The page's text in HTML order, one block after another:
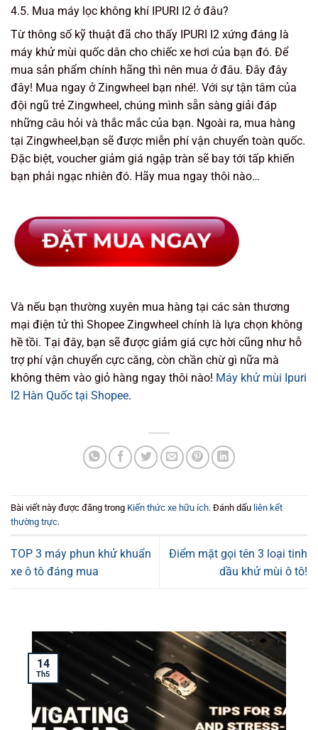
4.5. Mua máy lọc không khí IPURI I2 ở đâu?
Từ thông số kỹ thuật đã cho thấy IPURI I2 xứng đáng là
máy khử mùi quốc dân cho chiếc xe hơi của bạn đó. Để
mua sản phẩm chính hãng thì nên mua ở đâu. Đây đây
đây! Mua ngay ở Zingwheel bạn nhé!. Với sự tận tâm của
đội ngũ trẻ Zingwheel, chúng mình sẵn sàng giải đáp
những câu hỏi và thắc mắc của bạn. Ngoài ra, mua hàng
tại Zingwheel,bạn sẽ được miễn phí vận chuyển toàn quốc.
Đặc biệt, voucher giảm giá ngập tràn sẽ bay tới tấp khiến
bạn phải ngạc nhiên đó. Hãy mua ngay thôi nào…
Và nếu bạn thường xuyên mua hàng tại các sàn thương
mại điện tử thì Shopee Zingwheel chính là lựa chọn không
hề tồi. Tại đây, bạn sẽ được giảm giá cực hời cũng như hỗ
trợ phí vận chuyển cực căng, còn chần chừ gì nữa mà
không thêm vào giỏ hàng ngay thôi nào! Máy khử mùi Ipuri
I2 Hàn Quốc tại Shopee.
Bài viết này được đăng trong Kiến thức xe hữu ích. Đánh dấu liên kết
thường trực.
TOP 3 máy phun khử khuẩn
xe ô tô đáng mua
Điểm mặt gọi tên 3 loại tinh
dầu khử mùi ô tô!
14
Th5